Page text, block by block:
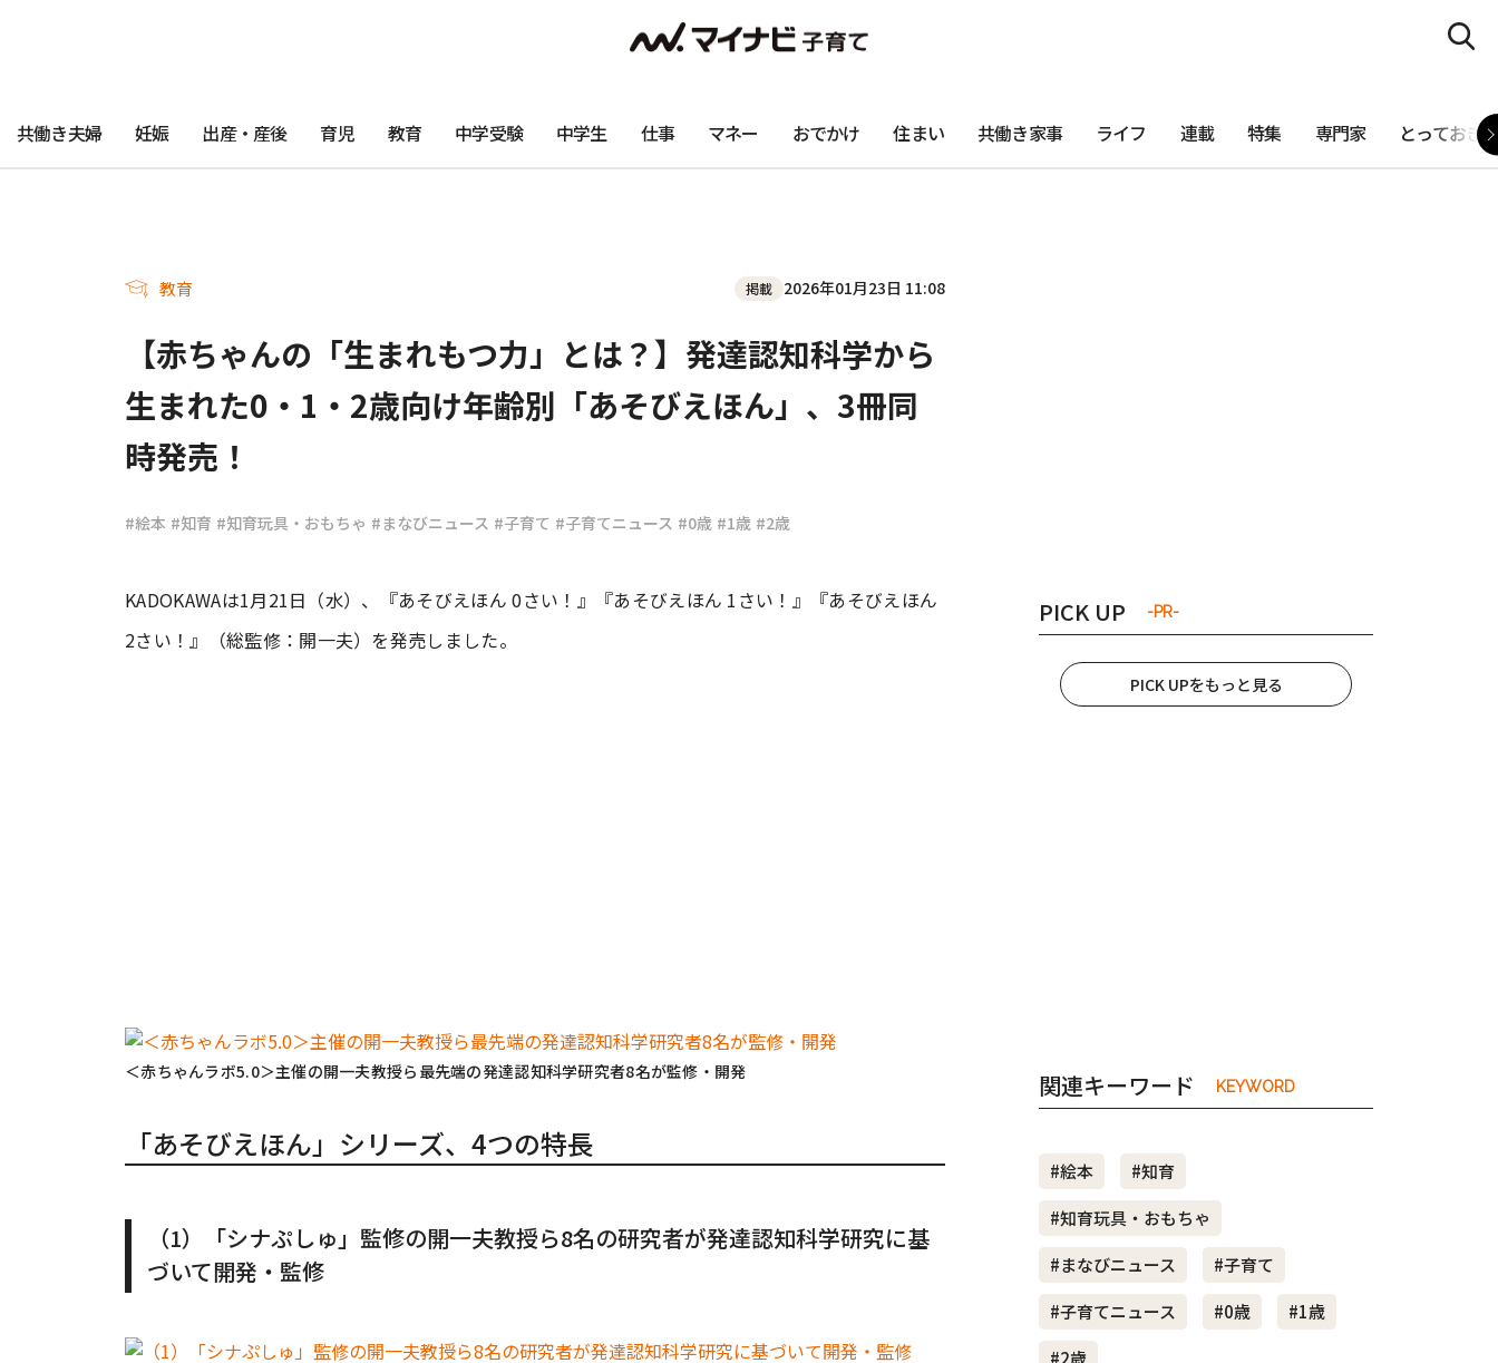
共働き夫婦 妊娠 出産・産後 育児 教育 中学受験 中学生 仕事 マネー おでかけ 住まい 共働き家事 ライフ 連載 特集 専門家 とっておき
教育 掲載 2026年01月23日 11:08
【赤ちゃんの「生まれもつ力」とは？】発達認知科学から
生まれた0・1・2歳向け年齢別「あそびえほん」、3冊同
時発売！
#絵本 #知育 #知育玩具・おもちゃ #まなびニュース #子育て #子育てニュース #0歳 #1歳 #2歳
KADOKAWAは1月21日（水）、『あそびえほん 0さい！』『あそびえほん 1さい！』『あそびえほん
2さい！』（総監修：開一夫）を発売しました。
＜赤ちゃんラボ5.0＞主催の開一夫教授ら最先端の発達認知科学研究者8名が監修・開発
「あそびえほん」シリーズ、4つの特長
（1）「シナぷしゅ」監修の開一夫教授ら8名の研究者が発達認知科学研究に基
づいて開発・監修
PICK UP -PR-
PICK UPをもっと見る
関連キーワード KEYWORD
#絵本
#知育
#知育玩具・おもちゃ
#まなびニュース
#子育て
#子育てニュース
#0歳
#1歳